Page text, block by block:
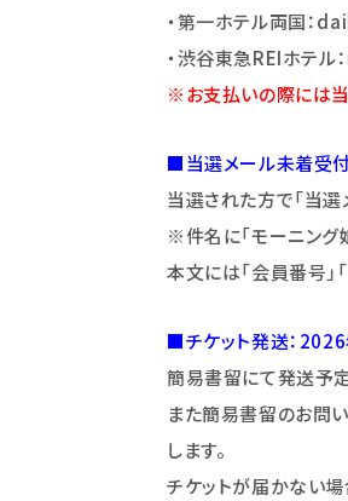
・第一ホテル両国
・渋谷東急REIホテ
※お支払いの際には当
■当選メール未着受
当選された方で「当
※件名に「モーニング
本文には「会員番号」
■チケット発送：
簡易書留にて発送予定
また簡易書留のお問
します。
チケットが届かない場